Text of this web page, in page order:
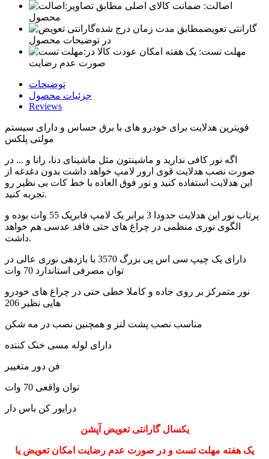
اصالت: ضمانت کالای اصلی مطابق تصاویر
محصول
گارانتی تعویضمطابق مدت زمان درج شده
در توضیحات محصول
مهلت تست: یک هفته امکان عودت کالا در
صورت عدم رضایت
توضیحات
جزئیات محصول
Reviews
قویترین هدلایت برای خودرو های با برق حساس و دارای سیستم
مولتی پلکس
اگه نور کافی ندارید و ماشینتون مثل ماشینای دنا، رانا و ... در
صورت نصب هدلایت قوی ارور لامپ خواهد داشت بدون دغدغه از
این هدلایت استفاده کنید و نور فوق العاده با خط کات بی نظیر رو
تجربه کنید.
پرتاب نور این هدلایت حدودا 3 برابر یک لامپ فابریک 55 وات بوده و
الگوی نوری منظمی در چراغ های حتی فاقد عدسی هم خواهد
داشت.
دارای یک چیپ سی اس پی بزرگ 3570 با بازدهی نوری عالی در
توان مصرفی استاندارد 70 وات
نور متمرکز بر روی جاده و کاملا خطی حتی در چراغ های خودرو
هایی نظیر 206
مناسب نصب پشت لنز و همچنین نصب در مه شکن
دارای لوله مسی خنک کننده
فن دور متغییر
توان واقعی 70 وات
درایور کن باس دار
یکسال گارانتی تعویض آپشن
یک هفته مهلت تست و در صورت عدم رضایت امکان تعویض یا